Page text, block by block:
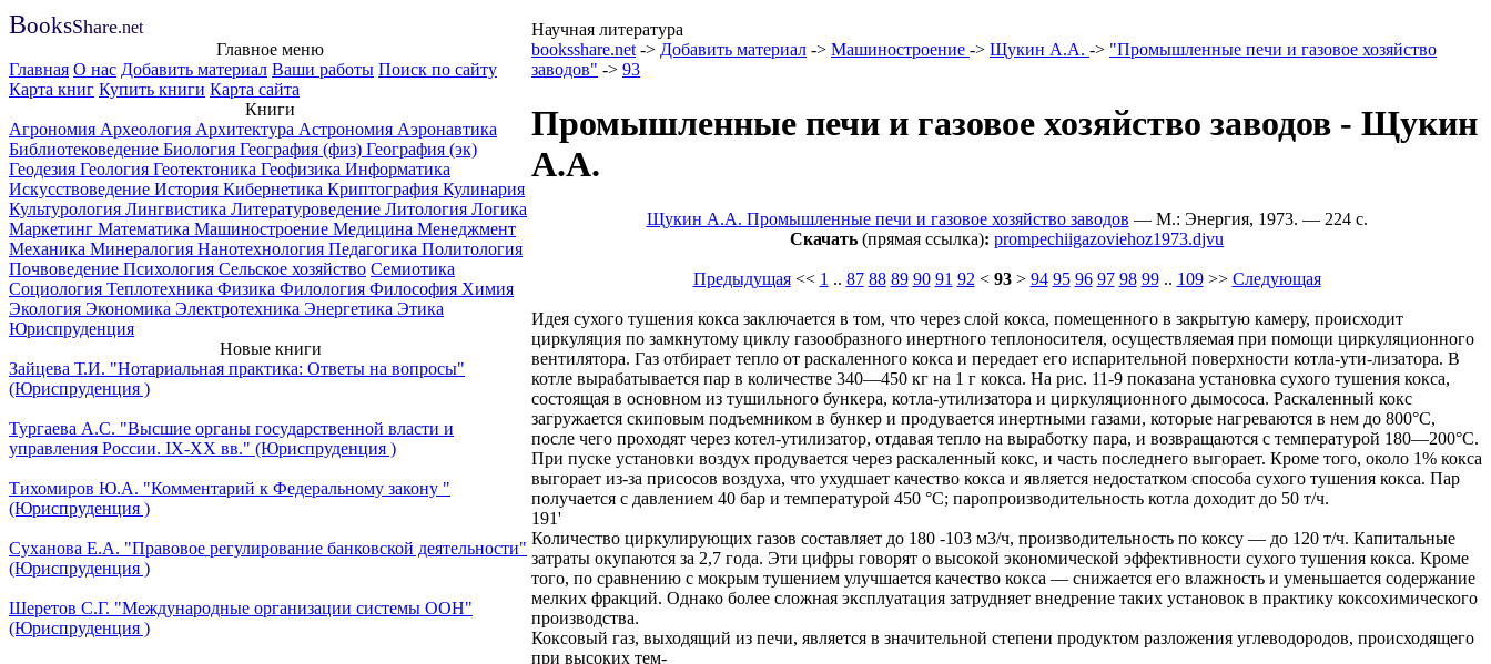
BooksShare.net
Научная литература
Главное меню
Главная О нас Добавить материал Ваши работы Поиск по сайту
Карта книг Купить книги Карта сайта
Книги
Агрономия Археология Архитектура Астрономия Аэронавтика
Библиотековедение Биология География (физ) География (эк)
Геодезия Геология Геотектоника Геофизика Информатика
Искусствоведение История Кибернетика Криптография Кулинария
Культурология Лингвистика Литературоведение Литология Логика
Маркетинг Математика Машиностроение Медицина Менеджмент
Механика Минералогия Нанотехнология Педагогика Политология
Почвоведение Психология Сельское хозяйство Семиотика
Социология Теплотехника Физика Филология Философия Химия
Экология Экономика Электротехника Энергетика Этика
Юриспруденция
Новые книги
Зайцева Т.И. "Нотариальная практика: Ответы на вопросы"
(Юриспруденция )
Тургаева А.С. "Высшие органы государственной власти и
управления России. IХ-ХХ вв." (Юриспруденция )
Тихомиров Ю.А. "Комментарий к Федеральному закону "
(Юриспруденция )
Суханова Е.А. "Правовое регулирование банковской деятельности"
(Юриспруденция )
Шеретов С.Г. "Международные организации системы ООН"
(Юриспруденция )
booksshare.net -> Добавить материал -> Машиностроение -> Щукин А.А. -> "Промышленные печи и газовое хозяйство
заводов" -> 93
Промышленные печи и газовое хозяйство заводов - Щукин
А.А.
Щукин А.А. Промышленные печи и газовое хозяйство заводов — М.: Энергия, 1973. — 224 c.
Скачать (прямая ссылка): prompechiigazoviehoz1973.djvu
Предыдущая<< 1 .. 87 88 89 90 91 92 < 93> 94 95 96 97 98 99.. 109>> Следующая
Идея сухого тушения кокса заключается в том, что через слой кокса, помещенного в закрытую камеру, происходит
циркуляция по замкнутому циклу газообразного инертного теплоносителя, осуществляемая при помощи циркуляционного
вентилятора. Газ отбирает тепло от раскаленного кокса и передает его испарительной поверхности котла-ути-лизатора. В
котле вырабатывается пар в количестве 340—450 кг на 1 г кокса. На рис. 11-9 показана установка сухого тушения кокса,
состоящая в основном из тушильного бункера, котла-утилизатора и циркуляционного дымососа. Раскаленный кокс
загружается скиповым подъемником в бункер и продувается инертными газами, которые нагреваются в нем до 800°С,
после чего проходят через котел-утилизатор, отдавая тепло на выработку пара, и возвращаются с температурой 180—200°С.
При пуске установки воздух продувается через раскаленный кокс, и часть последнего выгорает. Кроме того, около 1% кокса
выгорает из-за присосов воздуха, что ухудшает качество кокса и является недостатком способа сухого тушения кокса. Пар
получается с давлением 40 бар и температурой 450 °С; паропроизводительность котла доходит до 50 т/ч.
191'
Количество циркулирующих газов составляет до 180 -103 м3/ч, производительность по коксу — до 120 т/ч. Капитальные
затраты окупаются за 2,7 года. Эти цифры говорят о высокой экономической эффективности сухого тушения кокса. Кроме
того, по сравнению с мокрым тушением улучшается качество кокса — снижается его влажность и уменьшается содержание
мелких фракций. Однако более сложная эксплуатация затрудняет внедрение таких установок в практику коксохимического
производства.
Коксовый газ, выходящий из печи, является в значительной степени продуктом разложения углеводородов, происходящего
при высоких тем-